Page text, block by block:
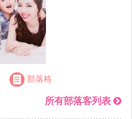
部落格
所有部落客列表